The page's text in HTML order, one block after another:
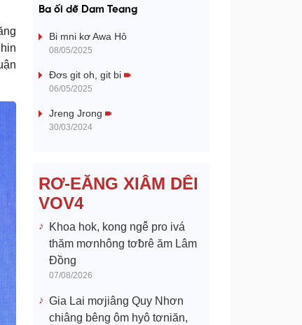
a
y
V
o
Ba ối dê̆ Dam Teang
Bi mni kơ Awa Hô
08/05/2025
Đơs git oh, git bi
06/05/2025
Jreng Jrong
30/03/2024
RƠ-EĂNG XIÂM DÊI
VOV4
Khoa hok, kong ngê̆ pro ivá
thăm mơnhông tơƀrê ăm Lâm
Đồng
07/08/2026
Gia Lai mơjiâng Quy Nhơn
chiâng bêng ôm hyô tơniăn,